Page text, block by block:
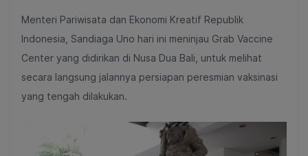
Menteri Pariwisata dan Ekonomi Kreatif Republik
Indonesia, Sandiaga Uno hari ini meninjau Grab Vaccine
Center yang didirikan di Nusa Dua Bali, untuk melihat
secara langsung jalannya persiapan peresmian vaksinasi
yang tengah dilakukan.